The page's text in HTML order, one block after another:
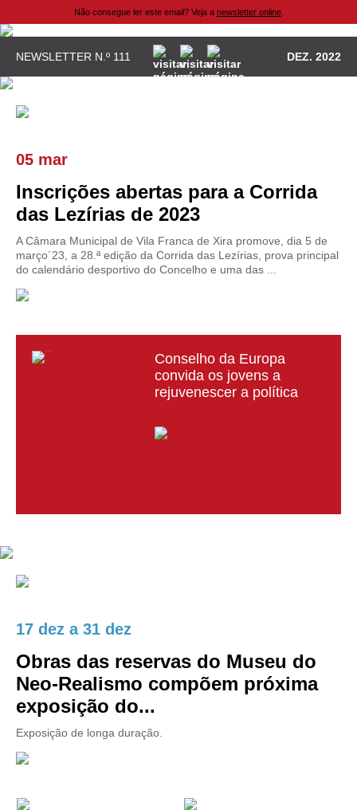
Não consegue ler este email? Veja a newsletter online.
NEWSLETTER N.º 111 DEZ. 2022
05 mar
Inscrições abertas para a Corrida
das Lezírias de 2023
A Câmara Municipal de Vila Franca de Xira promove, dia 5 de
março´23, a 28.ª edição da Corrida das Lezírias, prova principal
do calendário desportivo do Concelho e uma das ...
Conselho da Europa
convida os jovens a
rejuvenescer a política
17 dez a31 dez
Obras das reservas do Museu do
Neo-Realismo compõem próxima
exposição do...
Exposição de longa duração.